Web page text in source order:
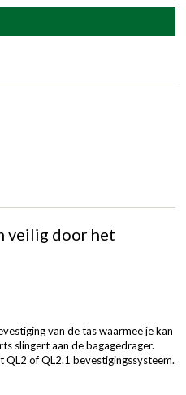
veilig door het
van de tas waarmee je kan
slingert aan de bagagedrager.
of QL2.1 bevestigingssysteem.